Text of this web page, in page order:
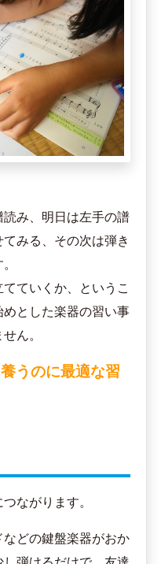
み、明日は左手の譜
みる、その次は弾き
ていくか、というこ
とした楽器の習い事
ん。
うのに最適な習
ながります。
どの鍵盤楽器がおか